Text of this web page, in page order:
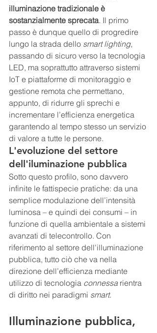
illuminazione tradizionale è
sostanzialmente sprecata. Il primo
passo è dunque quello di progredire
lungo la strada dello smart lighting,
passando di sicuro verso la tecnologia
LED, ma soprattutto attraverso sistemi
IoT e piattaforme di monitoraggio e
gestione remota che permettano,
appunto, di ridurre gli sprechi e
incrementare l’efficienza energetica
garantendo al tempo stesso un servizio
di valore a tutte le persone.
L'evoluzione del settore
dell'iluminazione pubblica
Sotto questo profilo, sono davvero
infinite le fattispecie pratiche: da una
semplice modulazione dell’intensità
luminosa – e quindi dei consumi – in
funzione di quella ambientale a sistemi
avanzati di telecontrollo. Con
riferimento al settore dell'illuminazione
pubblica, tutto ciò che va nella
direzione dell’efficienza mediante
utilizzo di tecnologia connessa rientra
di diritto nei paradigmi smart.
Illuminazione pubblica,